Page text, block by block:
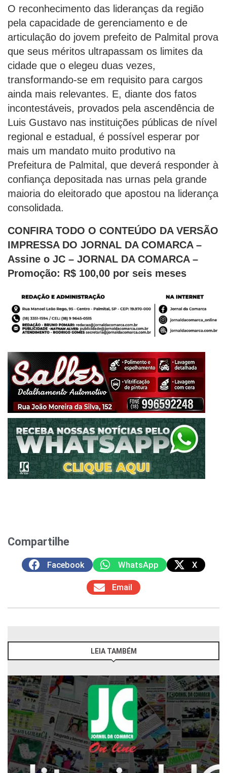
O reconhecimento das lideranças da região
pela capacidade de gerenciamento e de
articulação do jovem prefeito de Palmital prova
que seus méritos ultrapassam os limites da
cidade que o elegeu duas vezes,
transformando-se em requisito para cargos
ainda mais relevantes. E, diante dos fatos
incontestáveis, provados pela ascendência de
Luis Gustavo nas instituições públicas de nível
regional e estadual, é possível esperar por
mais um mandato muito produtivo na
Prefeitura de Palmital, que deverá responder à
confiança depositada nas urnas pela grande
maioria do eleitorado que apostou na liderança
consolidada.
CONFIRA TODO O CONTEÚDO DA VERSÃO
IMPRESSA DO JORNAL DA COMARCA –
Assine o JC – JORNAL DA COMARCA –
Promoção: R$ 100,00 por seis meses
Compartilhe
Facebook WhatsApp X
Email
LEIA TAMBÉM